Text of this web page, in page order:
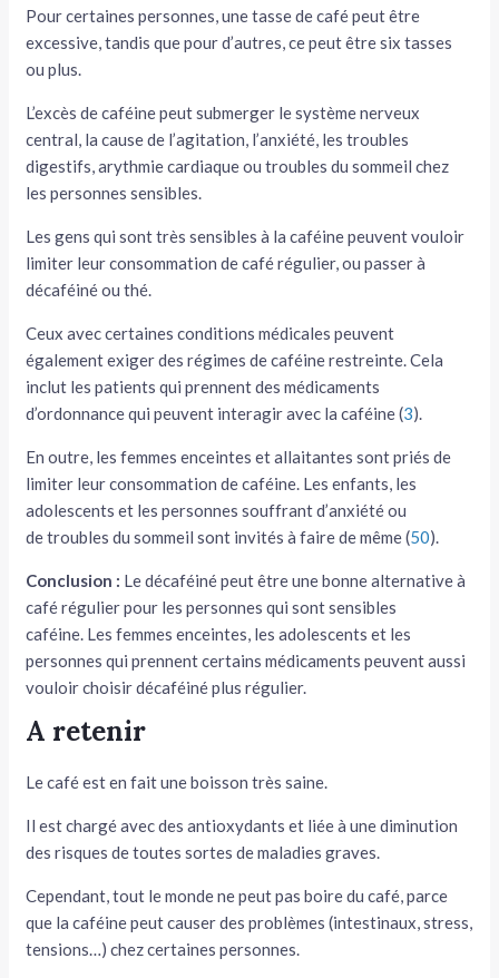
Pour certaines personnes, une tasse de café peut être
excessive, tandis que pour d’autres, ce peut être six tasses
ou plus.
L’excès de caféine peut submerger le système nerveux
central, la cause de l’agitation, l’anxiété, les troubles
digestifs, arythmie cardiaque ou troubles du sommeil chez
les personnes sensibles.
Les gens qui sont très sensibles à la caféine peuvent vouloir
limiter leur consommation de café régulier, ou passer à
décaféiné ou thé.
Ceux avec certaines conditions médicales peuvent
également exiger des régimes de caféine restreinte. Cela
inclut les patients qui prennent des médicaments
d’ordonnance qui peuvent interagir avec la caféine (3).
En outre, les femmes enceintes et allaitantes sont priés de
limiter leur consommation de caféine. Les enfants, les
adolescents et les personnes souffrant d’anxiété ou
de troubles du sommeil sont invités à faire de même (50).
Conclusion : Le décaféiné peut être une bonne alternative à
café régulier pour les personnes qui sont sensibles
caféine. Les femmes enceintes, les adolescents et les
personnes qui prennent certains médicaments peuvent aussi
vouloir choisir décaféiné plus régulier.
A retenir
Le café est en fait une boisson très saine.
Il est chargé avec des antioxydants et liée à une diminution
des risques de toutes sortes de maladies graves.
Cependant, tout le monde ne peut pas boire du café, parce
que la caféine peut causer des problèmes (intestinaux, stress,
tensions…) chez certaines personnes.